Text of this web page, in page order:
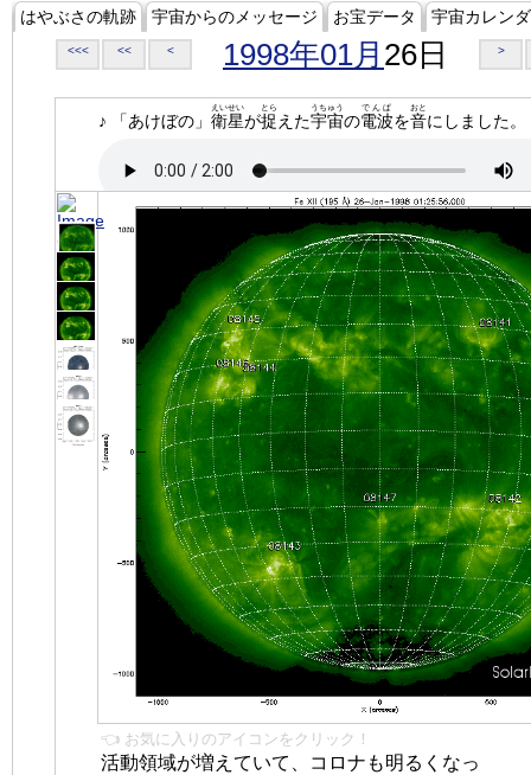
はやぶさの軌跡 宇宙からのメッセージ お宝データ 宇宙カレン
<<< << < 1998年01月 26日 >
♪ 「あけぼの」 衛星
えいせい
が捉
とら
えた宇宙
うちゅう
の電波
でんぱ
を音
おと
にしました。
👈 お気に入りのアイコンをクリック！
活動領域が増えていて、コロナも明るくなっ